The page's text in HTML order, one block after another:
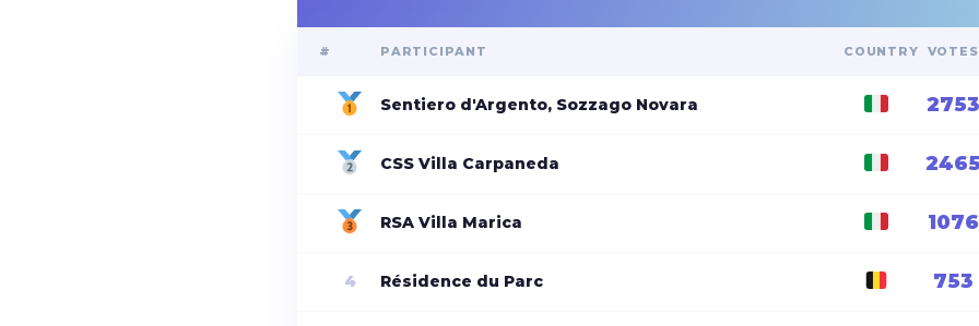
# PARTICIPANT COUNTRY VOTES
Sentiero d'Argento, Sozzago Novara 2753
CSS Villa Carpaneda
RSA Villa Marica 1076
4 Résidence du Parc 753